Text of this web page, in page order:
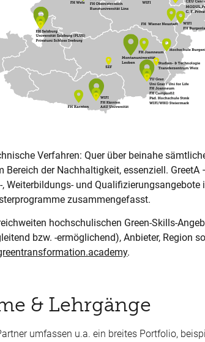
Verfahren: Quer über beinahe
Bereich der Nachhaltigkeit, essenziell.
Weiterbildungs- und
zusammengefasst.
hochschulischen Green-Skills-
bzw. -ermöglichend), Anbieter, Region
.
& Lehrgänge
umfassen u.a. ein breites Portfolio,